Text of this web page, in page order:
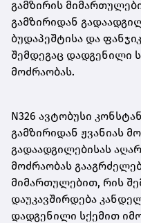
გამზირის
გამზირიდან
ბუდაპეშტისა და
შემდეგაც დადგენილი
მოძრაობას.
N326 ავტობუსი
გამზირიდან ჟვანიას
გადაადგილებისას
მოძრაობას
მიმართულებით, რის
დაუკავშირდება
დადგენილი სქემით